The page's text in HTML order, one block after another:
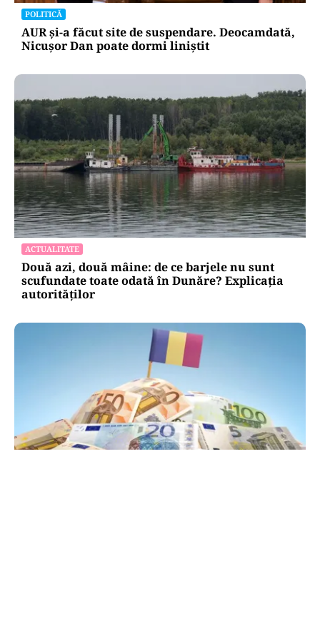
POLITICĂ
AUR și-a făcut site de suspendare. Deocamdată,
Nicușor Dan poate dormi liniștit
ACTUALITATE
Două azi, două mâine: de ce barjele nu sunt
scufundate toate odată în Dunăre? Explicația
autorităților